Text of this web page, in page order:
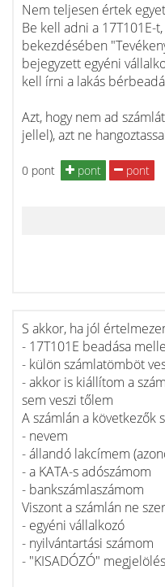
Nem teljesen értek
Be kell adni a 17T101E-
bekezdésében
bejegyzett egyéni
kell írni a lakás
Azt, hogy nem ad
jellel), azt ne
0 pont pont pont
S akkor, ha jól
- 17T101E beadása
- külön számlatömböt
- akkor is kiállítom a
sem veszi tőlem
A számlán a következők
- nevem
- állandó lakcímem
- a KATA-s adószámom
- bankszámlaszámom
Viszont a számlán ne
- egyéni vállalkozó
- nyilvántartási számom
- "KISADÓZÓ" megjelölés